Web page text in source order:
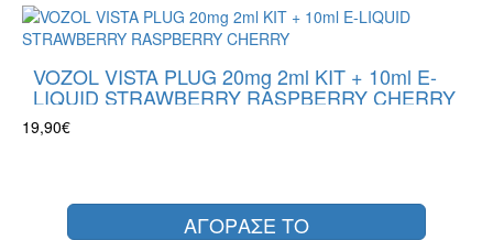
VOZOL VISTA PLUG 20mg 2ml KIT + 10ml E-
LIQUID STRAWBERRY RASPBERRY CHERRY
19,90€
ΑΓΟΡΑΣΕ ΤΟ